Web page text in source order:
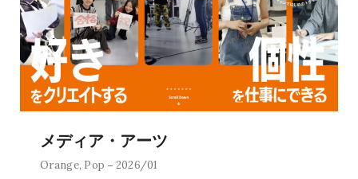
メディア・アーツ
Orange, Pop 2026/01